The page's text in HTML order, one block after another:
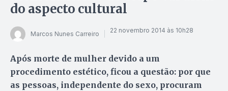
do aspecto cultural
Marcos Nunes Carreiro 22 novembro 2014 às 10h28
Após morte de mulher devido a um
procedimento estético, ficou a questão: por que
as pessoas, independente do sexo, procuram